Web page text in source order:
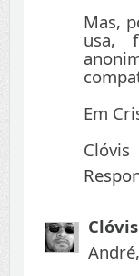
Mas,
usa,
Em
Clóvis
André,